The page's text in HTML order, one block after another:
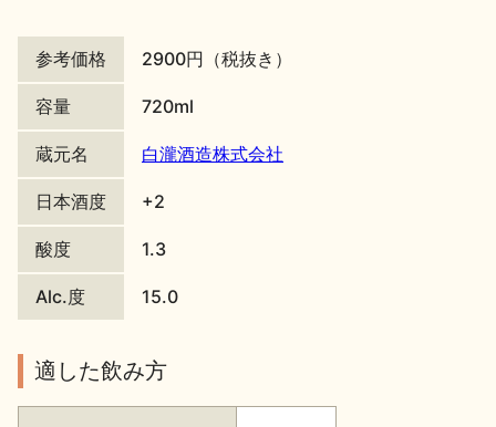
地酒川柳
日本酒の楽しみ方特集
地酒・イベント情報
参考価格 2900円（税抜き）
容量 720ml
蔵元名 白瀧酒造株式会社
日本酒度 +2
酸度 1.3
Alc.度 15.0
適した飲み方